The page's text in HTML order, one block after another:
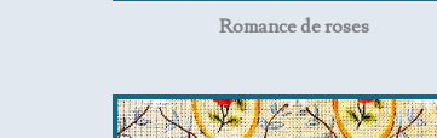
Romance de roses